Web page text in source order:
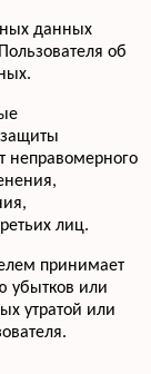
данных
об
неправомерного
лиц.
принимает
убытков или
утратой или